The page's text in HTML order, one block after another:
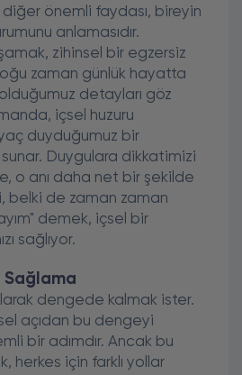
diğer önemli faydası, bireyin
anlamasıdır.
zihinsel bir egzersiz
zaman günlük hayatta
detayları göz
içsel huzuru
duyduğumuz bir
Duygulara dikkatimizi
o anı daha net bir şekilde
belki de zaman zaman
demek, içsel bir
sağlıyor.
Sağlama
dengede kalmak ister.
açıdan bu dengeyi
bir adımdır. Ancak bu
herkes için farklı yollar